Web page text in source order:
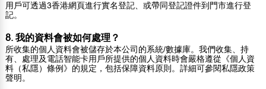
用戶可透過3香港網頁進行實名登記、或帶同登記證件到門市進行登
記。
8. 我的資料會被如何處理？
所收集的個人資料會被儲存於本公司的系統/數據庫。我們收集、持
有、處理及電話智能卡用戶所提供的個人資料時會嚴格遵從《個人資
料（私隱）條例》的規定，包括保障資料原則。詳細可參閱私隱政策
聲明。